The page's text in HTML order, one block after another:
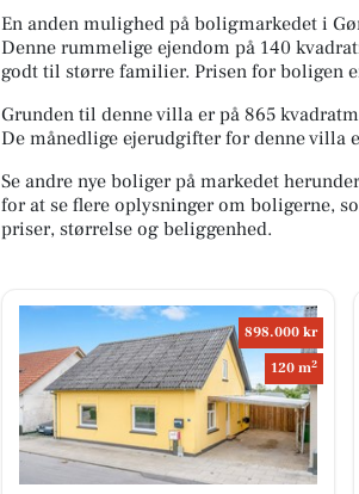
En anden mulighed på boligmarkedet i
Denne rummelige ejendom på 140
godt til større familier. Prisen for boligen
Grunden til denne villa er på 865
De månedlige ejerudgifter for denne villa
Se andre nye boliger på markedet
for at se flere oplysninger om boligerne,
priser, størrelse og beliggenhed.
898.000 kr
120 m2